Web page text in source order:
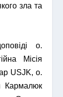
зла та
о.
Місія
USJK, о.
Кармалюк